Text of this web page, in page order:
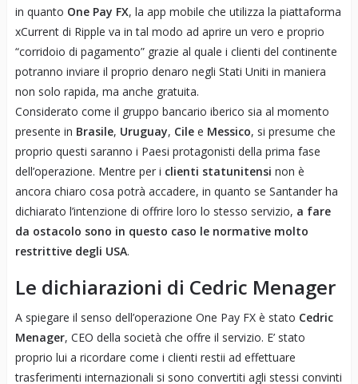
in quanto One Pay FX, la app mobile che utilizza la piattaforma
xCurrent di Ripple va in tal modo ad aprire un vero e proprio
“corridoio di pagamento” grazie al quale i clienti del continente
potranno inviare il proprio denaro negli Stati Uniti in maniera
non solo rapida, ma anche gratuita.
Considerato come il gruppo bancario iberico sia al momento
presente in Brasile, Uruguay, Cilee Messico, si presume che
proprio questi saranno i Paesi protagonisti della prima fase
dell’operazione. Mentre per i clienti statunitensi non è
ancora chiaro cosa potrà accadere, in quanto se Santander ha
dichiarato l’intenzione di offrire loro lo stesso servizio, a fare
da ostacolo sono in questo caso le normative molto
restrittive degli USA.
Le dichiarazioni di Cedric Menager
A spiegare il senso dell’operazione One Pay FX è stato Cedric
Menager, CEO della società che offre il servizio. E’ stato
proprio lui a ricordare come i clienti restii ad effettuare
trasferimenti internazionali si sono convertiti agli stessi convinti